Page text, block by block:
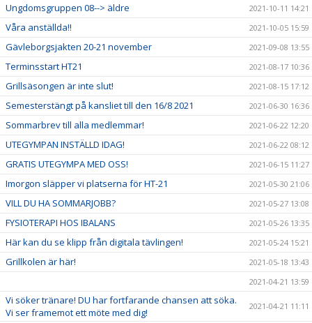
Ungdomsgruppen 08--> äldre 2021-10-11 14:21
Våra anställda!! 2021-10-05 15:59
Gävleborgsjakten 20-21 november 2021-09-08 13:55
Terminsstart HT21 2021-08-17 10:36
Grillsäsongen är inte slut! 2021-08-15 17:12
Semesterstängt på kansliet till den 16/8 2021 2021-06-30 16:36
Sommarbrev till alla medlemmar! 2021-06-22 12:20
UTEGYMPAN INSTÄLLD IDAG! 2021-06-22 08:12
GRATIS UTEGYMPA MED OSS! 2021-06-15 11:27
Imorgon släpper vi platserna för HT-21 2021-05-30 21:06
VILL DU HA SOMMARJOBB? 2021-05-27 13:08
FYSIOTERAPI HOS IBALANS 2021-05-26 13:35
Här kan du se klipp från digitala tävlingen! 2021-05-24 15:21
Grillkolen är här!
2021-05-18 13:43
2021-04-21 13:59
Vi söker tränare! DU har fortfarande chansen att söka.
Vi ser framemot ett möte med dig!
2021-04-21 11:11